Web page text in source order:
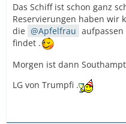
Das Schiff ist schon ganz
Reservierungen haben wir
die
Apfelfrau
findet .
Morgen ist dann
LG von Trumpfi .